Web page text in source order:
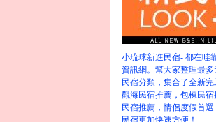
【小琉球民宿特約】東港
小琉球民宿 最完整的
【哇靠小琉球】新版
【哇靠小琉球粉絲
小琉球新進民宿- 都在哇
資訊網。幫大家整理最
民宿分類，集合了全新完
觀海民宿推薦，包棟民
民宿推薦，情侶度假首
民宿更加快速方便！